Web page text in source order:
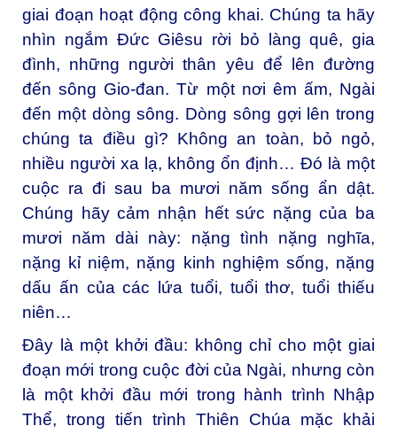
giai đoạn hoạt động công khai. Chúng ta hãy
nhìn ngắm Đức Giêsu rời bỏ làng quê, gia
đình, những người thân yêu để lên đường
đến sông Gio-đan. Từ một nơi êm ấm, Ngài
đến một dòng sông. Dòng sông gợi lên trong
chúng ta điều gì? Không an toàn, bỏ ngỏ,
nhiều người xa lạ, không ổn định… Đó là một
cuộc ra đi sau ba mươi năm sống ẩn dật.
Chúng hãy cảm nhận hết sức nặng của ba
mươi năm dài này: nặng tình nặng nghĩa,
nặng kỉ niệm, nặng kinh nghiệm sống, nặng
dấu ấn của các lứa tuổi, tuổi thơ, tuổi thiếu
niên…
Đây là một khởi đầu: không chỉ cho một giai
đoạn mới trong cuộc đời của Ngài, nhưng còn
là một khởi đầu mới trong hành trình Nhập
Thể, trong tiến trình Thiên Chúa mặc khải